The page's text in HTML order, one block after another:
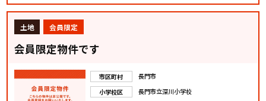
土地 会員限定
会員限定物件です
市区町村
長門市
小学校区
長門市立深川小学校